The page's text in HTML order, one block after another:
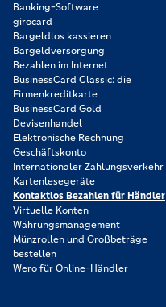
Banking-Software
girocard
Bargeldlos kassieren
Bargeldversorgung
Bezahlen im Internet
BusinessCard Classic: die
Firmenkreditkarte
BusinessCard Gold
Devisenhandel
Elektronische Rechnung
Geschäftskonto
Internationaler Zahlungsverkehr
Kartenlesegeräte
Kontaktlos Bezahlen für Händler
Virtuelle Konten
Währungsmanagement
Münzrollen und Großbeträge
bestellen
Wero für Online-Händler